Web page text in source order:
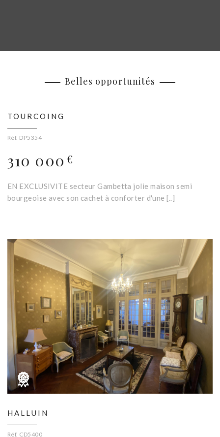
Belles opportunités
TOURCOING
Réf. DP5354
310 000 €
EN EXCLUSIVITE secteur Gambetta jolie maison semi
bourgeoise avec son cachet à conforter d'une [..]
HALLUIN
Réf. CD5400